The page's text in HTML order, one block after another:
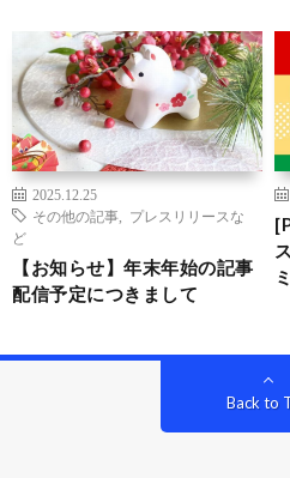
2025.12.25
その他の記事
プレスリリースな
ど
【お知らせ】年末年始の記事
配信予定につきまして
Back to